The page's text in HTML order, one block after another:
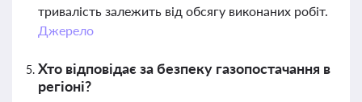
тривалість залежить від обсягу виконаних робіт.
Джерело
Хто відповідає за безпеку газопостачання в
регіоні?